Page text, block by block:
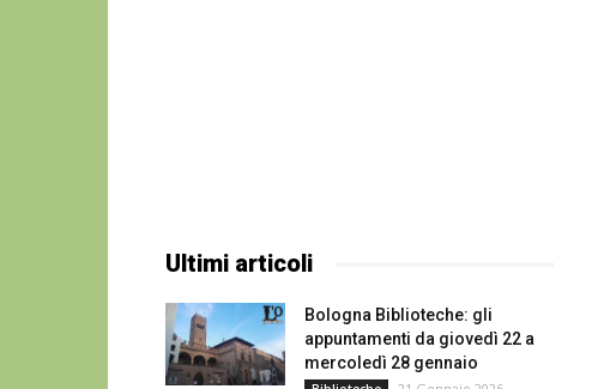
Ultimi articoli
Bologna Biblioteche: gli
appuntamenti da giovedì 22 a
mercoledì 28 gennaio